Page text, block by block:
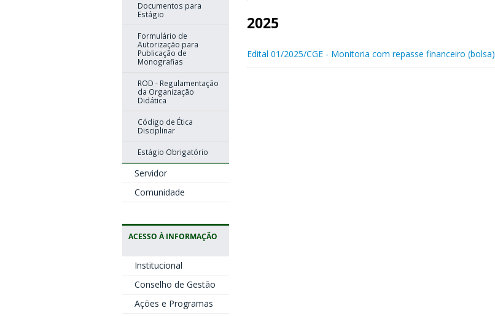
Documentos para
Estágio
Formulário de
Autorização para
Publicação de
Monografias
ROD - Regulamentação
da Organização
Didática
Código de Ética
Disciplinar
Estágio Obrigatório
Servidor
Comunidade
ACESSO À INFORMAÇÃO
Institucional
Conselho de Gestão
Ações e Programas
2025
Edital 01/2025/CGE - Monitoria com repasse financeiro (bolsa)